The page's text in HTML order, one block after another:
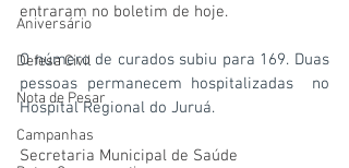
Aniversário
Defesa Civil
Nota de Pesar
Campanhas
entraram no boletim de hoje.
O número de curados subiu para 169. Duas
pessoas permanecem hospitalizadas  no
Hospital Regional do Juruá.
Secretaria Municipal de Saúde